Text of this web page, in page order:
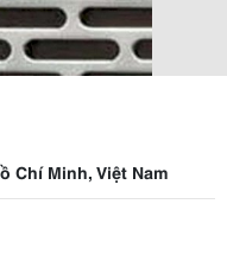
Chí Minh, Việt Nam